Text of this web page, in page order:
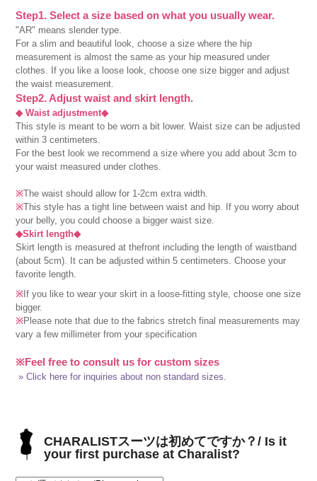
Step1. Select a size based on what you usually wear.
"AR" means slender type.
For a slim and beautiful look, choose a size where the hip
measurement is almost the same as your hip measured under
clothes. If you like a loose look, choose one size bigger and adjust
the waist measurement.
Step2. Adjust waist and skirt length.
◆ Waist adjustment◆
This style is meant to be worn a bit lower. Waist size can be adjusted
within 3 centimeters.
For the best look we recommend a size where you add about 3cm to
your waist measured under clothes.
※The waist should allow for 1-2cm extra width.
※This style has a tight line between waist and hip. If you worry about
your belly, you could choose a bigger waist size.
◆Skirt length◆
Skirt length is measured at thefront including the length of waistband
(about 5cm). It can be adjusted within 5 centimeters. Choose your
favorite length.
※If you like to wear your skirt in a loose-fitting style, choose one size
bigger.
※Please note that due to the fabrics stretch final measurements may
vary a few millimeter from your specification
※Feel free to consult us for custom sizes
» Click here for inquiries about non standard sizes.
CHARALISTスーツは初めてですか？/ Is it
your first purchase at Charalist?